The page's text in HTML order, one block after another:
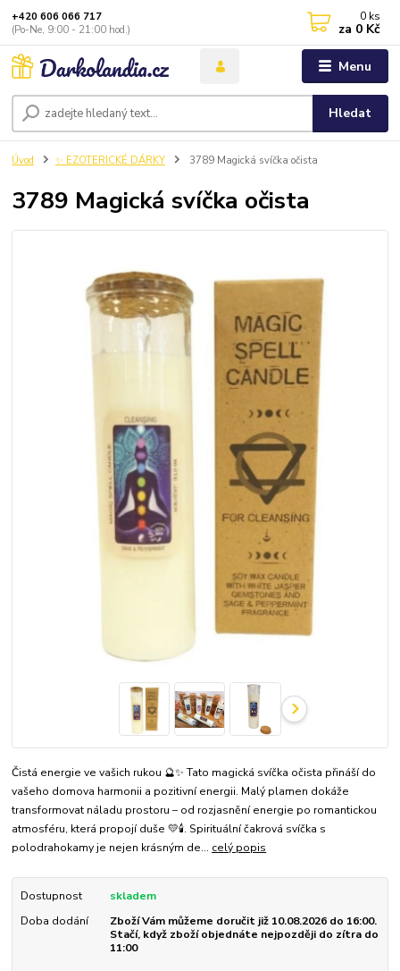
Menu
Hledat
+420 606 066 717
(Po-Ne, 9:00 - 21:00 hod.)
0 ks
za 0 Kč
Úvod ✨ EZOTERICKÉ DÁRKY 3789 Magická svíčka očista
3789 Magická svíčka očista
Čistá energie ve vašich rukou 🔮✨ Tato magická svíčka očista přináší do
vašeho domova harmonii a pozitivní energii. Malý plamen dokáže
transformovat náladu prostoru – od rozjasnění energie po romantickou
atmosféru, která propojí duše 💛🕯️. Spirituální čakrová svíčka s
polodrahokamy je nejen krásným de... celý popis
Dostupnost
skladem
Doba dodání
Zboží Vám můžeme doručit již 10.08.2026 do 16:00.
Stačí, když zboží objednáte nejpozději do zítra do
11:00